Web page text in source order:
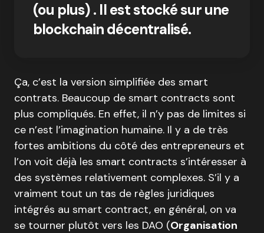
(ou plus) . Il est stocké sur une
blockchain décentralisé.
Ça, c’est la version simplifiée des smart
contrats. Beaucoup de smart contracts sont
plus compliqués. En effet, il n’y pas de limites si
ce n’est l’imagination humaine. Il y a de très
fortes ambitions du côté des entrepreneurs et
l’on voit déjà les smart contracts s’intéresser à
des systèmes relativement complexes. S’il y a
vraiment tout un tas de règles juridiques
intégrés au smart contract, en général, on va
se tourner plutôt vers les DAO (Organisation